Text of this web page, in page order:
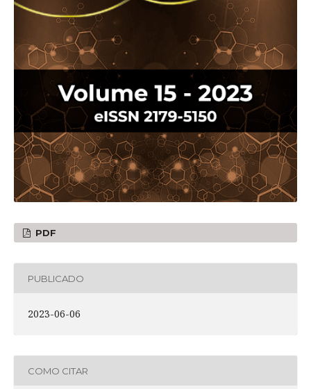
PDF
PUBLICADO
2023-06-06
COMO CITAR